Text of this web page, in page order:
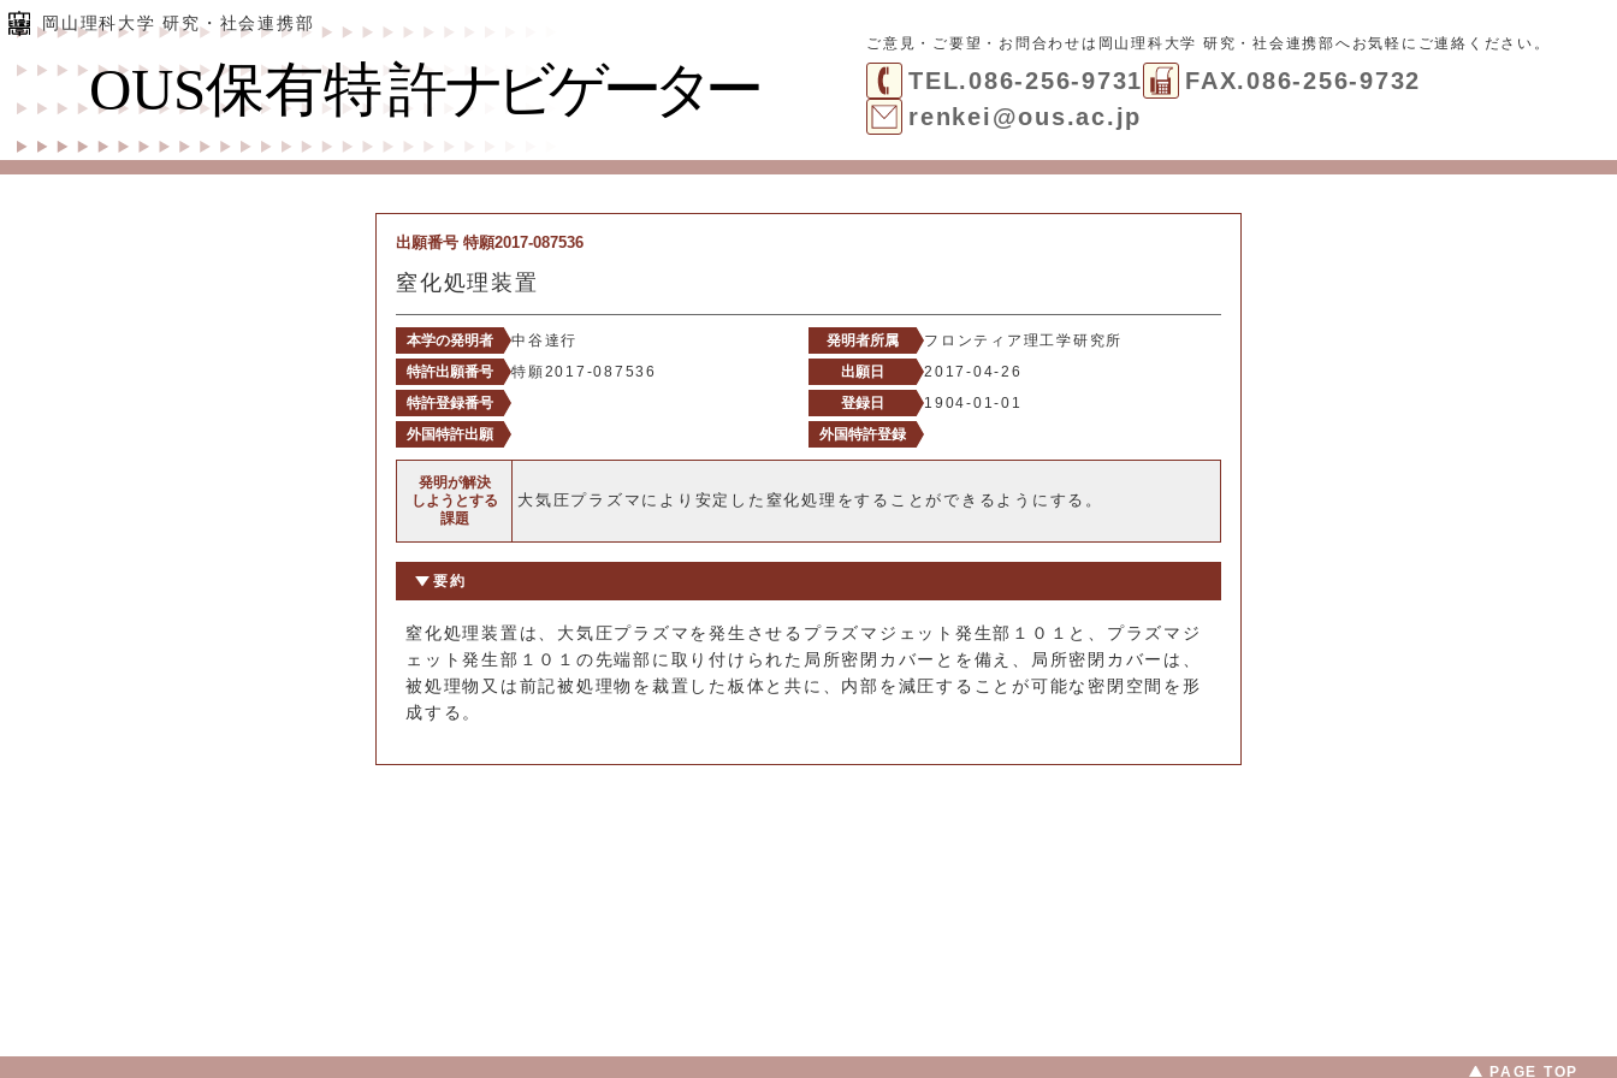
岡山理科大学 研究・社会連携部
ご意見・ご要望・お問合わせは 岡山理科大学 研究・社会連携部へお気軽にご連絡ください。
TEL.086-256-9731
FAX.086-256-9732
renkei@ous.ac.jp
出願番号 特願2017-087536
窒化処理装置
本学の発明者 中谷達行 発明者所属
フロンティア理工学研究所
特許出願番号
特願2017-087536 出願日
2017-04-26
特許登録番号
登録日
1904-01-01
外国特許出願
外国特許登録
発明が解決
しようとする
課題
大気圧プラズマにより安定した窒化処理をすることができるようにする。
要約
窒化処理装置は、大気圧プラズマを発生させるプラズマジェット発生部１０１と、プラズマジ
ェット発生部１０１の先端部に取り付けられた局所密閉カバーとを備え、局所密閉カバーは、
被処理物又は前記被処理物を裁置した板体と共に、内部を減圧することが可能な密閉空間を形
成する。
PAGE TOP